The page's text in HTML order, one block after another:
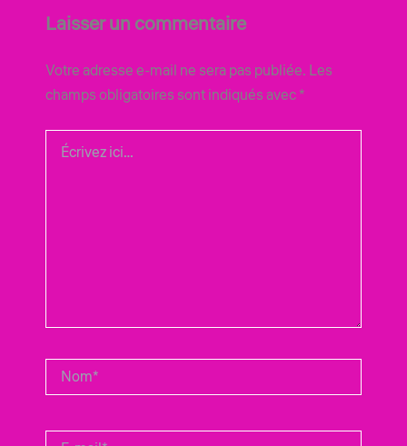
Laisser un commentaire
Votre adresse e-mail ne sera pas publiée. Les
champs obligatoires sont indiqués avec*
ici…
Nom*